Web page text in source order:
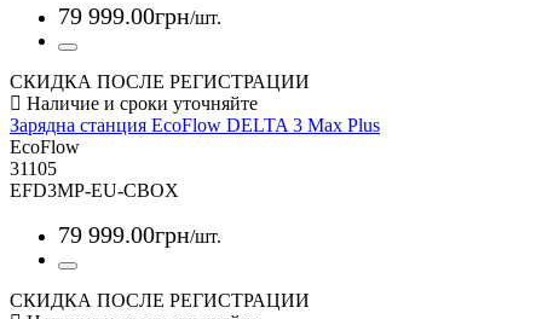
79 999.00грн/шт.
СКИДКА ПОСЛЕ РЕГИСТРАЦИИ
Зарядна станция EcoFlow DELTA 3 Max Plus
EcoFlow
31105
EFD3MP-EU-CBOX
79 999.00грн/шт.
СКИДКА ПОСЛЕ РЕГИСТРАЦИИ